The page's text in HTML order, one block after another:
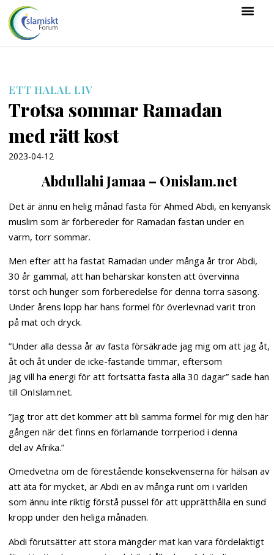
ETT HALAL LIV
Trotsa sommar Ramadan
med rätt kost
2023-04-12
Abdullahi Jamaa – Onislam.net
Det är ännu en helig månad fasta för Ahmed Abdi, en kenyansk
muslim som är förbereder för Ramadan fastan under en
varm, torr sommar.
Men efter att ha fastat Ramadan under många år tror Abdi,
30 år gammal, att han behärskar konsten att övervinna
törst och hunger som förberedelse för denna torra säsong.
Under årens lopp har hans formel för överlevnad varit tron
på mat och dryck.
”Under alla dessa år av fasta försäkrade jag mig om att jag åt,
åt och åt under de icke-fastande timmar, eftersom
jag vill ha energi för att fortsätta fasta alla 30 dagar” sade han
till OnIslam.net.
”Jag tror att det kommer att bli samma formel för mig den här
gången när det finns en förlamande torrperiod i denna
del av Afrika.”
Omedvetna om de förestående konsekvenserna för hälsan av
att äta för mycket, är Abdi en av många runt om i världen
som ännu inte riktig förstå pussel för att upprätthålla en sund
kropp under den heliga månaden.
Abdi förutsätter att stora mängder mat kan vara fördelaktigt